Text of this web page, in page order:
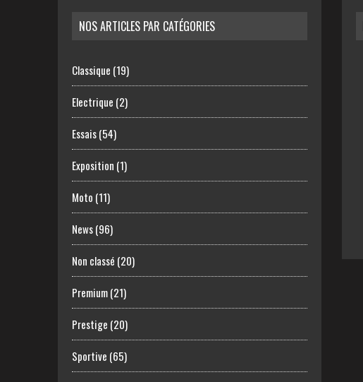
NOS ARTICLES PAR CATÉGORIES
Classique (19)
Electrique (2)
Essais(54)
Exposition (1)
Moto (11)
News(96)
Non classé (20)
Premium(21)
Prestige (20)
Sportive (65)